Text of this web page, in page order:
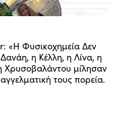
«Η Φυσικοχημεία Δεν
Δανάη, η Κέλλη, η Λίνα, η
Χρυσοβαλάντου μίλησαν
τους πορεία.